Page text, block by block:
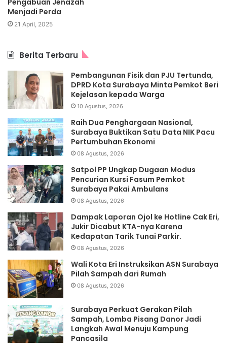
Pengabuan Jenazah
Menjadi Perda
21 April, 2025
Berita Terbaru
Pembangunan Fisik dan PJU Tertunda,
DPRD Kota Surabaya Minta Pemkot Beri
Kejelasan kepada Warga
10 Agustus, 2026
Raih Dua Penghargaan Nasional,
Surabaya Buktikan Satu Data NIK Pacu
Pertumbuhan Ekonomi
08 Agustus, 2026
Satpol PP Ungkap Dugaan Modus
Pencurian Kursi Fasum Pemkot
Surabaya Pakai Ambulans
08 Agustus, 2026
Dampak Laporan Ojol ke Hotline Cak Eri,
Jukir Dicabut KTA-nya Karena
Kedapatan Tarik Tunai Parkir.
08 Agustus, 2026
Wali Kota Eri Instruksikan ASN Surabaya
Pilah Sampah dari Rumah
08 Agustus, 2026
Surabaya Perkuat Gerakan Pilah
Sampah, Lomba Pisang Danor Jadi
Langkah Awal Menuju Kampung
Pancasila